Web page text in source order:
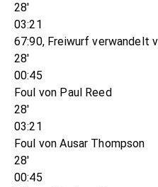
28'
03:21
67:90, Freiwurf verwandelt
28'
00:45
Foul von Paul Reed
28'
03:21
Foul von Ausar Thompson
28'
00:45